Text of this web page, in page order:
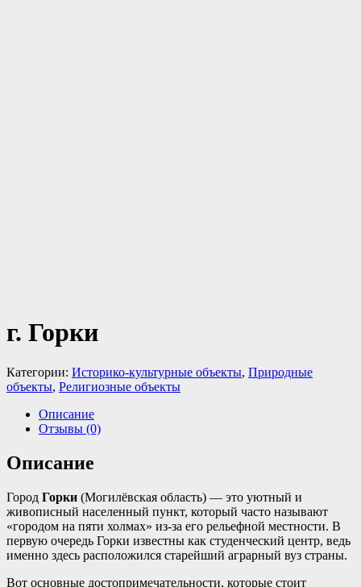
г. Горки
Категории: Историко-культурные объекты, Природные
объекты, Религиозные объекты
Описание
Отзывы (0)
Описание
Город Горки (Могилёвская область) — это уютный и
живописный населенный пункт, который часто называют
«городом на пяти холмах» из-за его рельефной местности. В
первую очередь Горки известны как студенческий центр, ведь
именно здесь расположился старейший аграрный вуз страны.
Вот основные достопримечательности, которые стоит